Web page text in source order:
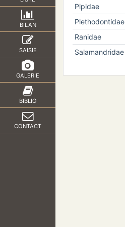
BILAN
SAISIE
GALERIE
BIBLIO
CONTACT
Pipidae
Plethodontidae
Ranidae
Salamandridae